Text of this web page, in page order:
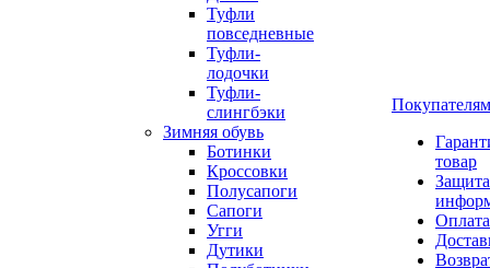
Туфли
повседневные
Туфли-
лодочки
Туфли-
слингбэки
Зимняя обувь
Ботинки
Кроссовки
Полусапоги
Сапоги
Угги
Дутики
Покупателям
товар
Защита
Оплата